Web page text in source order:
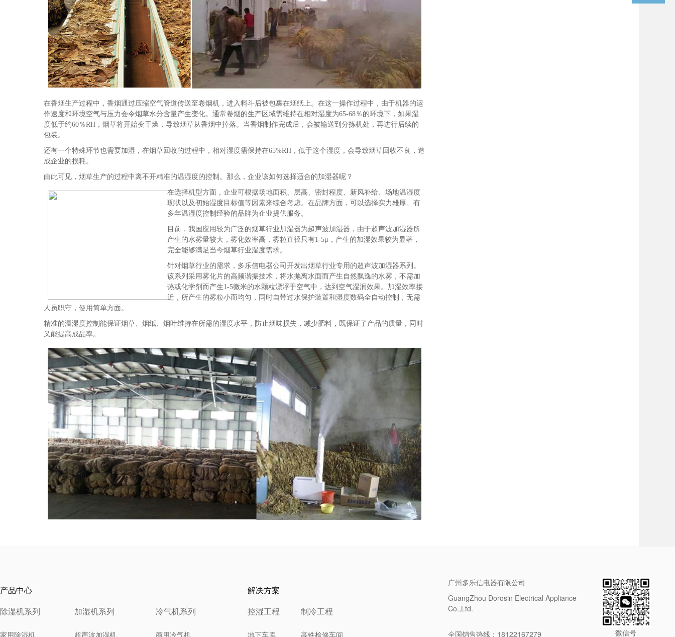
在香烟生产过程中，香烟通过压缩空气管道传送至卷烟机，进入料斗后被包裹在烟纸上。在这一操作过程中，由于机器的运
作速度和环境空气与压力会令烟草水分含量产生变化。通常卷烟的生产区域需维持在相对湿度为65-68％的环境下，如果湿
度低于约60％RH，烟草将开始变干燥，导致烟草从香烟中掉落。当香烟制作完成后，会被输送到分拣机处，再进行后续的
包装。
还有一个特殊环节也需要加湿，在烟草回收的过程中，相对湿度需保持在65%RH，低于这个湿度，会导致烟草回收不良，造
成企业的损耗。
由此可见，烟草生产的过程中离不开精准的温湿度的控制。那么，企业该如何选择适合的加湿器呢？
在选择机型方面，企业可根据场地面积、层高、密封程度、新风补给、场地温湿度
现状以及初始湿度目标值等因素来综合考虑。在品牌方面，可以选择实力雄厚、有
多年温湿度控制经验的品牌为企业提供服务。
目前，我国应用较为广泛的烟草行业加湿器为超声波加湿器，由于超声波加湿器所
产生的水雾量较大，雾化效率高，雾粒直径只有1-5μ，产生的加湿效果较为显著，
完全能够满足当今烟草行业湿度需求。
针对烟草行业的需求，多乐信电器公司开发出烟草行业专用的超声波加湿器系列。
该系列采用雾化片的高频谐振技术，将水抛离水面而产生自然飘逸的水雾，不需加
热或化学剂而产生1-5微米的水颗粒漂浮于空气中，达到空气湿润效果。加湿效率接
近，所产生的雾粒小而均匀，同时自带过水保护装置和湿度数码全自动控制，无需
人员职守，使用简单方面。
精准的温湿度控制能保证烟草、烟纸、烟叶维持在所需的湿度水平，防止烟味损失，减少肥料，既保证了产品的质量，同时
又能提高成品率。
产品中心
除湿机系列
家用除湿机
加湿机系列
超声波加湿机
冷气机系列
商用冷气机
解决方案
控湿工程
地下车库
制冷工程
高铁检修车间
广州多乐信电器有限公司
GuangZhou Dorosin Electrical Appliance
Co.,Ltd.
全国销售热线：18122167279 微信号